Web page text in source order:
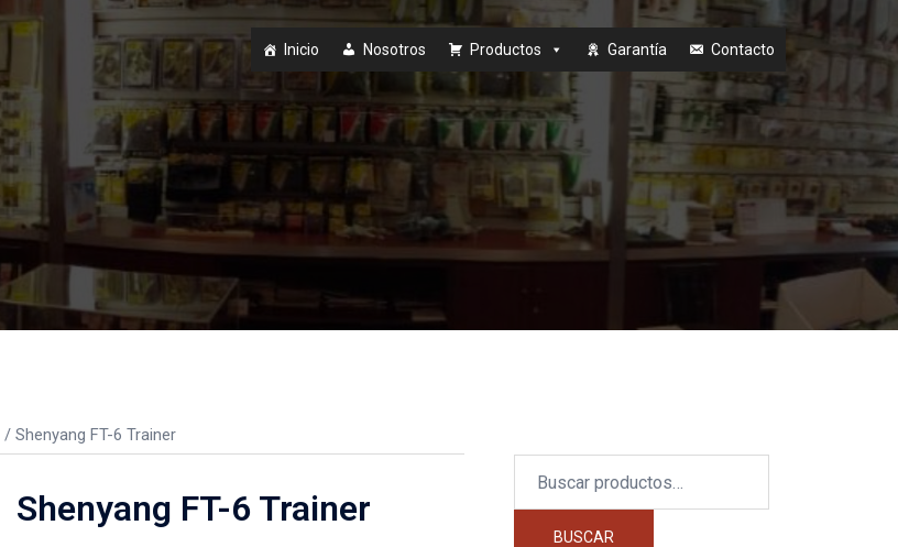
Inicio Nosotros Productos Garantía Contacto
/ Shenyang FT-6 Trainer
Shenyang FT-6 Trainer
por:
BUSCAR